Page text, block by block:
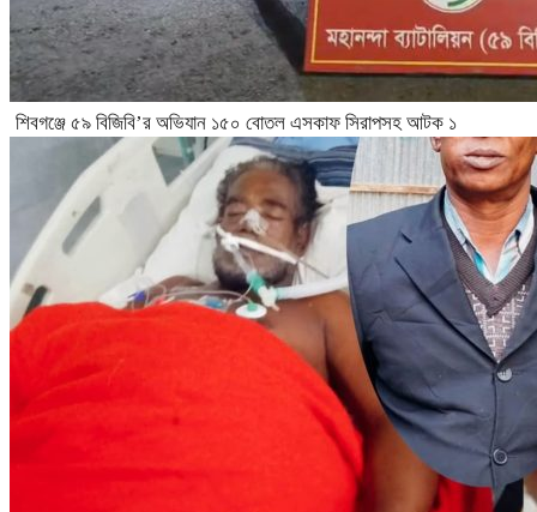
শিবগঞ্জে ৫৯ বিজিবি’র অভিযান ১৫০ বোতল এসকাফ সিরাপসহ আটক ১